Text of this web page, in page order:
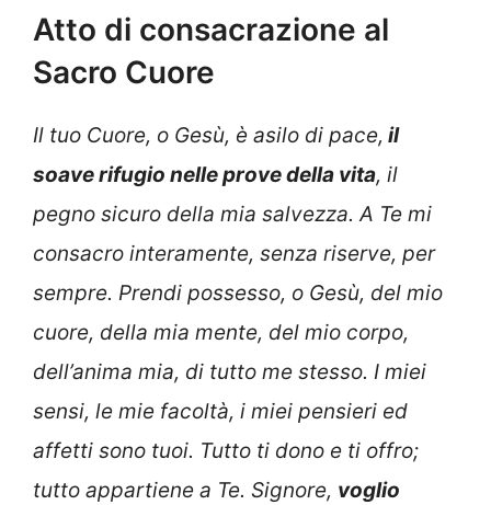
Atto di consacrazione al
Sacro Cuore
Il tuo Cuore, o Gesù, è asilo di pace, il
soave rifugio nelle prove della vita, il
pegno sicuro della mia salvezza. A Te mi
consacro interamente, senza riserve, per
sempre. Prendi possesso, o Gesù, del mio
cuore, della mia mente, del mio corpo,
dell’anima mia, di tutto me stesso. I miei
sensi, le mie facoltà, i miei pensieri ed
affetti sono tuoi. Tutto ti dono e ti offro;
tutto appartiene a Te. Signore, voglio